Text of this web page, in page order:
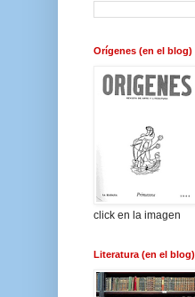
Orígenes (en el blog)
click en la imagen
Literatura (en el blog)